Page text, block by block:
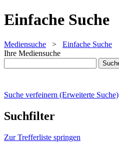
Einfache Suche
Mediensuche > Einfache Suche
Ihre Mediensuche
Suche verfeinern (Erweiterte Suche)
Suchfilter
Zur Trefferliste springen